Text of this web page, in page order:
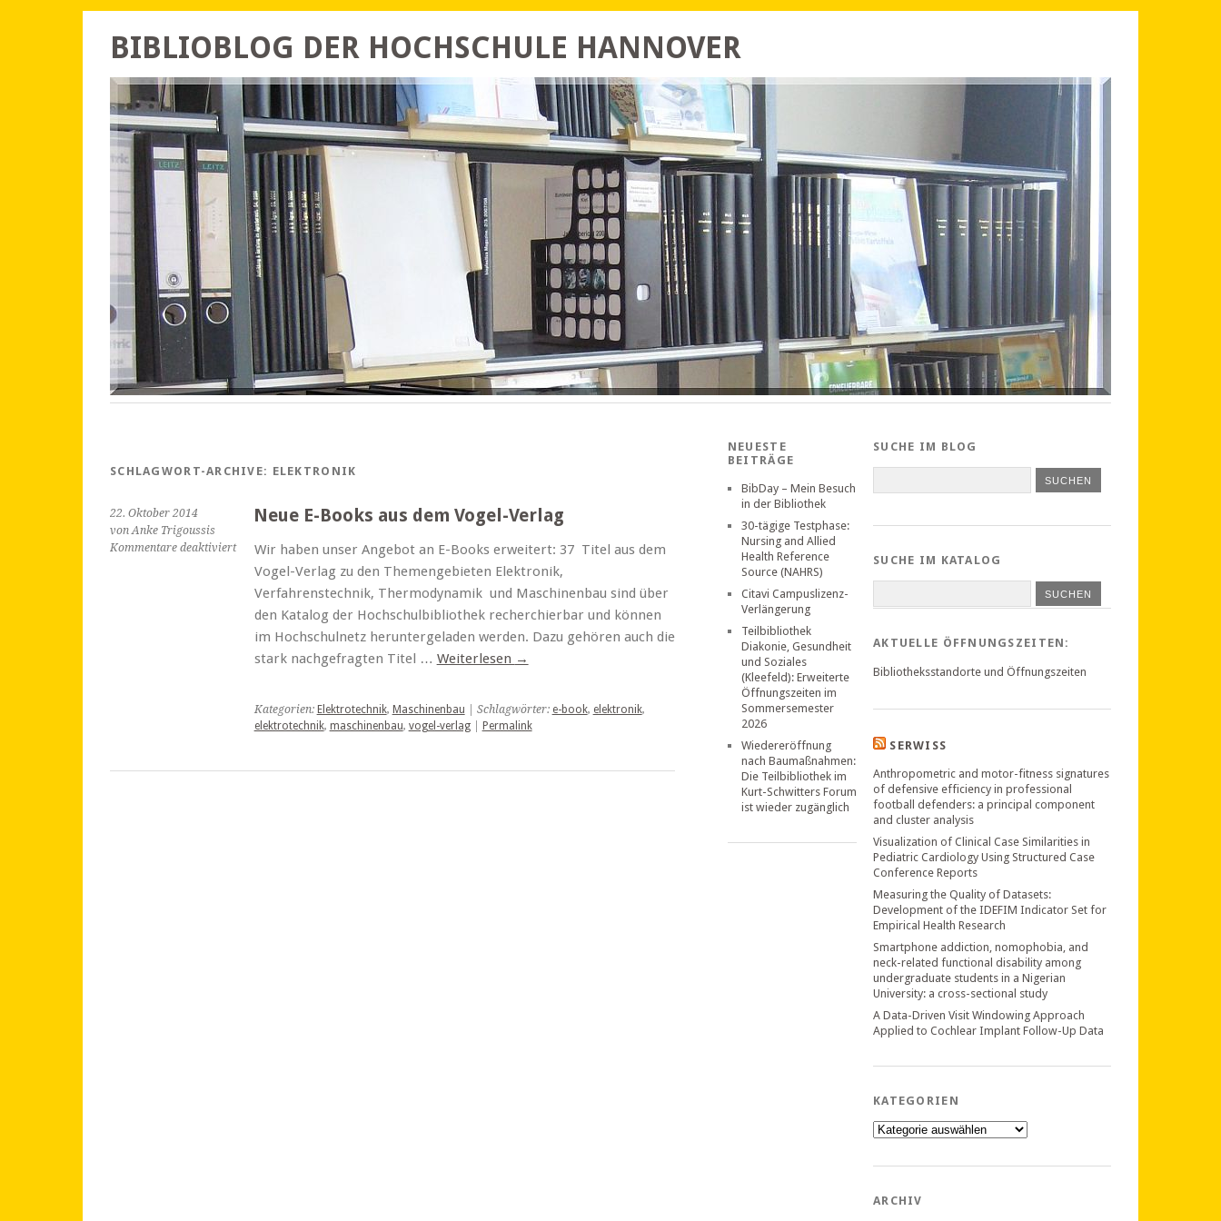
BIBLIOBLOG DER HOCHSCHULE HANNOVER
SCHLAGWORT-ARCHIVE: ELEKTRONIK
22. Oktober 2014
von Anke Trigoussis
Kommentare deaktiviertfür
Neue
Books
dem
Neue E-Books aus dem Vogel-Verlag
Wir haben unser Angebot an E-Books erweitert: 37 Titel aus dem
Vogel-Verlag zu den Themengebieten Elektronik,
Verfahrenstechnik, Thermodynamik und Maschinenbau sind über
den Katalog der Hochschulbibliothek recherchierbar und können
im Hochschulnetz heruntergeladen werden. Dazu gehören auch die
stark nachgefragten Titel … Weiterlesen →
Kategorien: Elektrotechnik, Maschinenbau | Schlagwörter: e-book, elektronik,
elektrotechnik, maschinenbau, vogel-verlag| Permalink
NEUESTE
BEITRÄGE
BibDay – Mein Besuch
in der Bibliothek
30-tägige Testphase:
Nursing and Allied
Health Reference
Source (NAHRS)
Citavi Campuslizenz-
Verlängerung
Teilbibliothek
Diakonie, Gesundheit
und Soziales
(Kleefeld): Erweiterte
Öffnungszeiten im
Sommersemester
2026
Wiedereröffnung
nach Baumaßnahmen:
Die Teilbibliothek im
Kurt-Schwitters Forum
ist wieder zugänglich
SUCHE IM BLOG
SUCHE IM KATALOG
SUCHEN
AKTUELLE ÖFFNUNGSZEITEN:
Bibliotheksstandorte und Öffnungszeiten
SERWISS
Anthropometric and motor-fitness signatures
of defensive efficiency in professional
football defenders: a principal component
and cluster analysis
Visualization of Clinical Case Similarities in
Pediatric Cardiology Using Structured Case
Conference Reports
Measuring the Quality of Datasets:
Development of the IDEFIM Indicator Set for
Empirical Health Research
Smartphone addiction, nomophobia, and
neck-related functional disability among
undergraduate students in a Nigerian
University: a cross-sectional study
A Data-Driven Visit Windowing Approach
Applied to Cochlear Implant Follow-Up Data
KATEGORIEN
Kategorien
ARCHIV